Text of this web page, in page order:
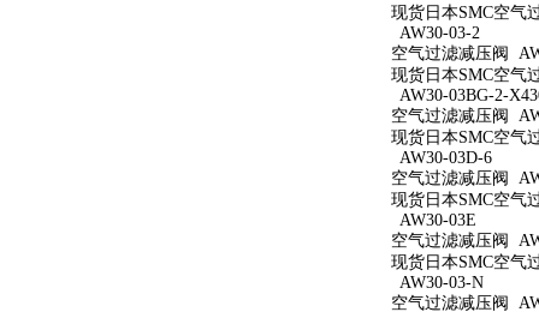
现货日本SMC空气
AW30-03-2
空气过滤减压阀
现货日本SMC空气
AW30-03BG-2-
空气过滤减压阀
现货日本SMC空气
AW30-03D-6
空气过滤减压阀
现货日本SMC空气
AW30-03E
空气过滤减压阀
现货日本SMC空气
AW30-03-N
空气过滤减压阀